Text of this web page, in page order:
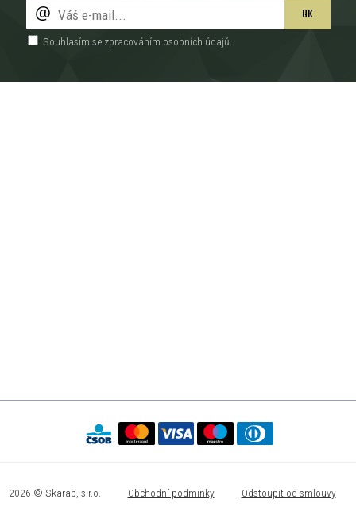
OK
Souhlasím se zpracováním osobních údajů.
2026 © Skarab, s.r.o. Obchodní podmínky
Odstoupit od smlouvy